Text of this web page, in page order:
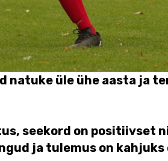
natuke üle ühe aasta ja
seekord on positiivset
ja tulemus on kahjuks